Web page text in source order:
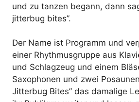
und zu tanzen begann, dann
jitterbug bites”.
Der Name ist Programm und
einer Rhythmusgruppe aus
und Schlagzeug und einem
Saxophonen und zwei
Jitterbug Bites” das damalige